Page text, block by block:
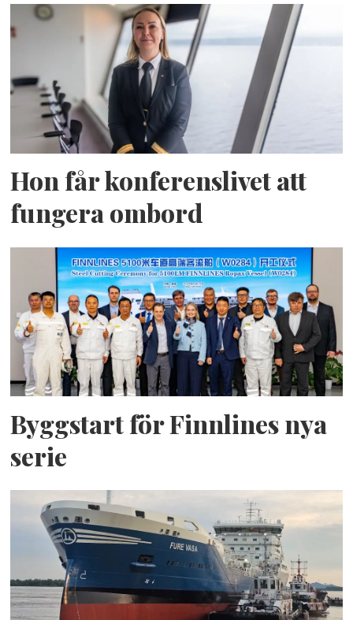
Hon får konferenslivet att
fungera ombord
Byggstart för Finnlines nya
serie